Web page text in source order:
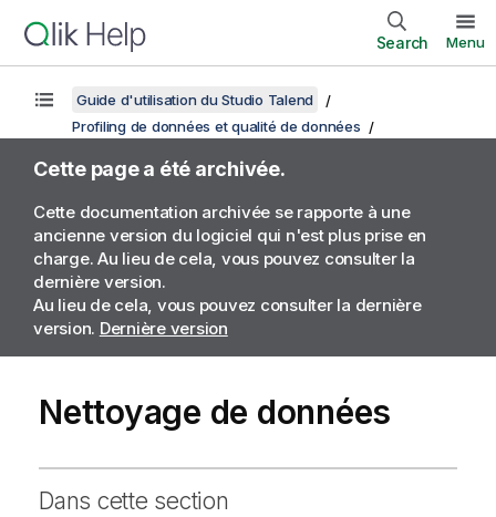
Search Menu
Guide d'utilisation du Studio Talend
Profiling de données et qualité de données
Cette page a été archivée.
Cette documentation archivée se rapporte à une
ancienne version du logiciel qui n'est plus prise en
charge. Au lieu de cela, vous pouvez consulter la
dernière version.
Au lieu de cela, vous pouvez consulter la dernière
version. Dernière version
Nettoyage de données
Dans cette section